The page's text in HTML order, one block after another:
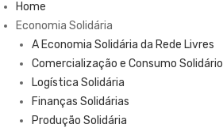
Home
Economia Solidária
A Economia Solidária da Rede Livres
Comercialização e Consumo Solidário
Logística Solidária
Finanças Solidárias
Produção Solidária